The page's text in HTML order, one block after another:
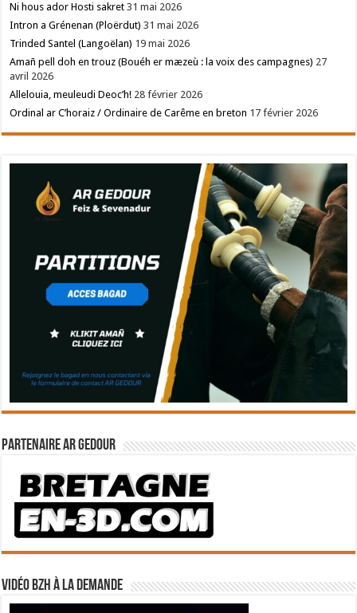
Ni hous ador Hosti sakret 31 mai 2026
Intron a Grénenan (Ploërdut) 31 mai 2026
Trinded Santel (Langoëlan) 19 mai 2026
Amañ pell doh en trouz (Bouéh er mæzeù : la voix des campagnes) 27
avril 2026
Allelouia, meuleudi Deoc’h! 28 février 2026
Ordinal ar C’horaiz / Ordinaire de Carême en breton 17 février 2026
Partenaire Ar Gedour
Vidéo BZH à la demande